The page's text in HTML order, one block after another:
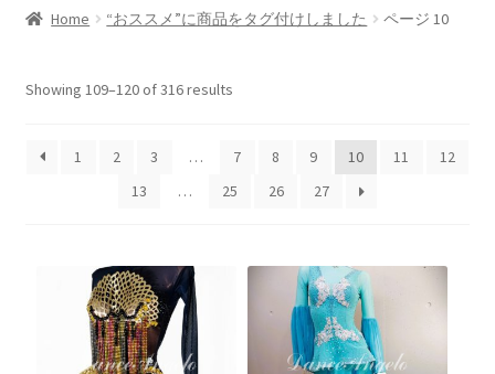
開
ニ
開
ブ
を
Home “おススメ”に商品をタグ付けしました ページ 10
Showing 109–120 of 316 results
1 2 3 … 7 8 9 10 11
12
13
… 25 26 27